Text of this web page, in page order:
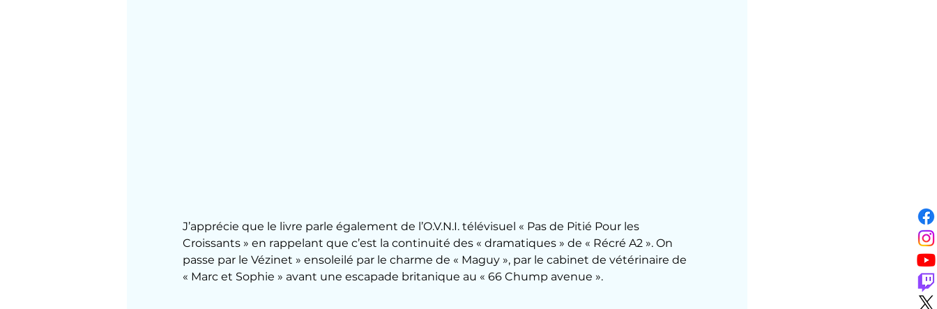
J’apprécie que le livre parle également de l’O.V.N.I. télévisuel « Pas de Pitié Pour les
Croissants » en rappelant que c’est la continuité des « dramatiques » de « Récré A2 ». On
passe par le Vézinet » ensoleilé par le charme de « Maguy », par le cabinet de vétérinaire de
« Marc et Sophie » avant une escapade britanique au « 66 Chump avenue ».